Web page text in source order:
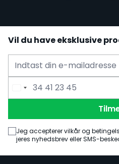
Vil du have eksklusive
E-mailadresse
Telefonnummer
Jeg accepterer vilkår og
jeres nyhedsbrev eller SMS-